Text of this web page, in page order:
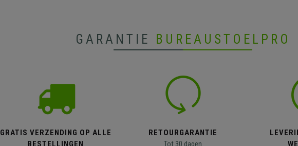
GARANTIE BUREAUSTOELPRO
GRATIS VERZENDING OP ALLE
BESTELLINGEN
RETOURGARANTIE
Tot 30 dagen